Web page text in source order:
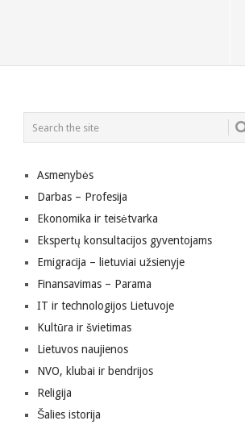
Asmenybės
Darbas – Profesija
Ekonomika ir teisėtvarka
Ekspertų konsultacijos gyventojams
Emigracija – lietuviai užsienyje
Finansavimas – Parama
IT ir technologijos Lietuvoje
Kultūra ir švietimas
Lietuvos naujienos
NVO, klubai ir bendrijos
Religija
Šalies istorija